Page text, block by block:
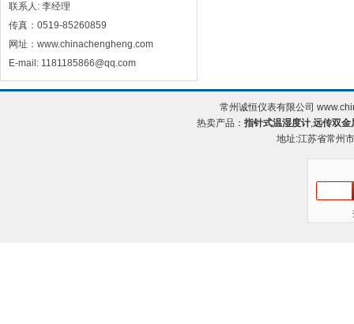
联系人: 李经理
传真：0519-85260859
网址：www.chinachengheng.com
E-mail: 1181185866@qq.com
常州诚恒仪表有限公司
热卖产品：指针式温湿度计,远传双金
地址:江苏省常州